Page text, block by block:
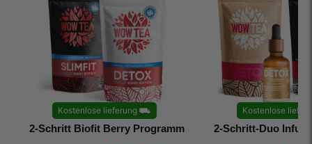
Kostenlose lieferung ⛟
2-Schritt Biofit Berry Programm
Kostenlose
2-Schritt-Duo